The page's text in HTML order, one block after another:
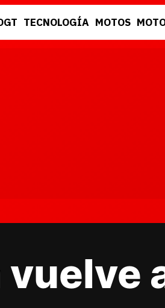
TECNOLOGÍA MOTOS